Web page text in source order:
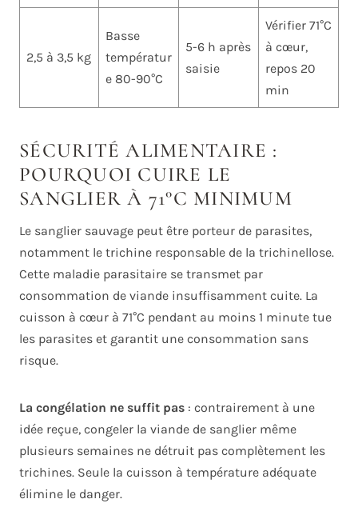
2,5 à 3,5 kg
Basse
températur
e 80-90°C
5-6 h après
saisie
Vérifier 71°C
à cœur,
repos 20
min
SÉCURITÉ ALIMENTAIRE :
POURQUOI CUIRE LE
SANGLIER À 71°C MINIMUM
Le sanglier sauvage peut être porteur de parasites,
notamment le trichine responsable de la trichinellose.
Cette maladie parasitaire se transmet par
consommation de viande insuffisamment cuite. La
cuisson à cœur à 71°C pendant au moins 1 minute tue
les parasites et garantit une consommation sans
risque.
La congélation ne suffit pas : contrairement à une
idée reçue, congeler la viande de sanglier même
plusieurs semaines ne détruit pas complètement les
trichines. Seule la cuisson à température adéquate
élimine le danger.